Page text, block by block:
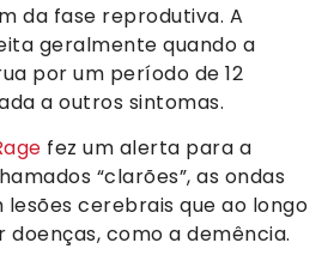
da fase reprodutiva. A
geralmente quando a
por um período de 12
a outros sintomas.
fez um alerta para a
“clarões”, as ondas
cerebrais que ao longo
como a demência.